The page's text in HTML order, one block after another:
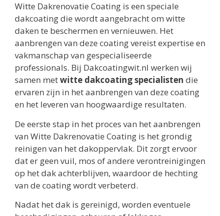
Witte Dakrenovatie Coating is een speciale
dakcoating die wordt aangebracht om witte
daken te beschermen en vernieuwen. Het
aanbrengen van deze coating vereist expertise en
vakmanschap van gespecialiseerde
professionals. Bij Dakcoatingwit.nl werken wij
samen metwitte dakcoating specialisten die
ervaren zijn in het aanbrengen van deze coating
en het leveren van hoogwaardige resultaten.
De eerste stap in het proces van het aanbrengen
van Witte Dakrenovatie Coating is het grondig
reinigen van het dakoppervlak. Dit zorgt ervoor
dat er geen vuil, mos of andere verontreinigingen
op het dak achterblijven, waardoor de hechting
van de coating wordt verbeterd.
Nadat het dak is gereinigd, worden eventuele